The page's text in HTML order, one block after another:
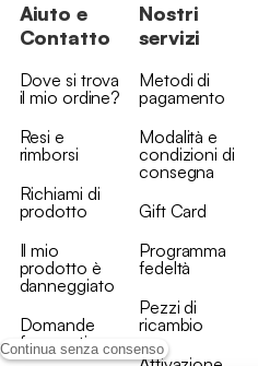
Continua senza consenso
Aiuto e
Contatto
Dove si trova
il mio ordine?
Resi e
rimborsi
Richiami di
prodotto
Il mio
prodotto è
danneggiato
Domande
frequenti
Nostri
servizi
Metodi di
pagamento
Modalità e
condizioni di
consegna
Gift Card
Programma
fedeltà
Pezzi di
ricambio